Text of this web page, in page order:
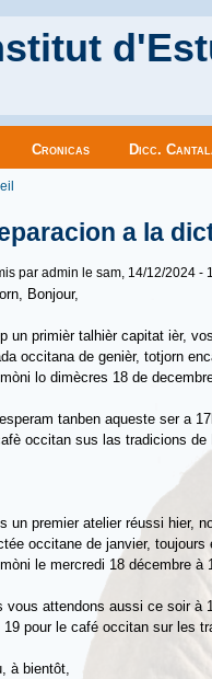
Cronicas Dicc.
êtes ici
a la
par admin le sam, 14/12/2024 -
Bonjour,
un primièr talhièr capitat ièr,
occitana de genièr, totjorn
lo dimècres 18 de
tanben aqueste ser a
occitan sus las tradicions de
un premier atelier réussi hier,
occitane de janvier,
le mercredi 18 décembre à
vous attendons aussi ce soir à
19 pour le café occitan sur les
à bientôt,